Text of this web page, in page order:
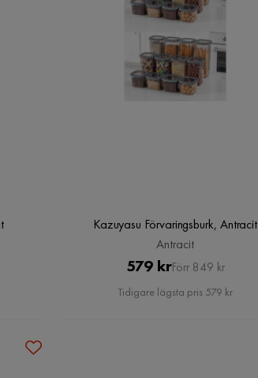
Kazuyasu Förvaringsburk, Antracit
Antracit
Pris
579 krOriginal
Pris
Förr 849 kr
Tidigare lägsta pris 579 kr